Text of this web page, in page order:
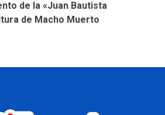
de la «Juan Bautista
de Macho Muerto